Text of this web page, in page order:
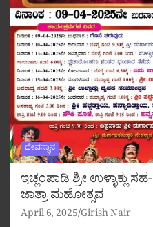
ದೇವಸ್ಥಾನ
ಇಚ್ಲಂಪಾಡಿ ಶ್ರೀ ಉಳ್ಳಾಕ್ಲು
ಜಾತ್ರಾ ಮಹೋತ್ಸವ
April 6, 2025 Girish Nair